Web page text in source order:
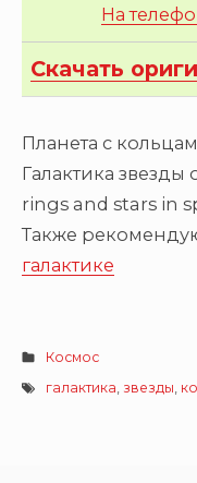
Скачать
На
Планета с
Галактика
rings and stars in
Также
галактике
Космос
галактика, звезды,